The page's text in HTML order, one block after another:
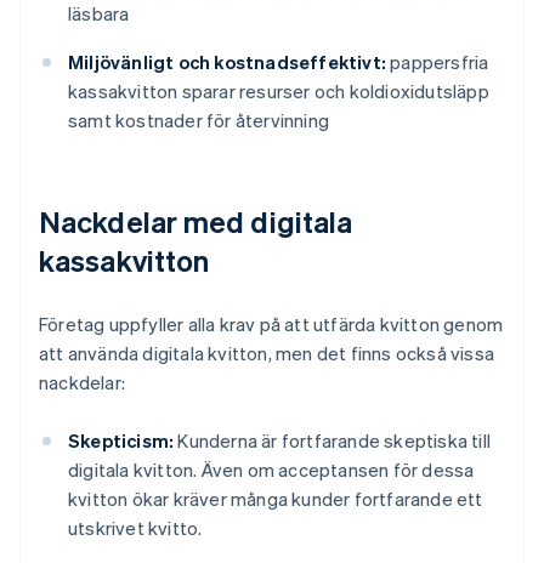
läsbara
Miljövänligt och kostnadseffektivt: pappersfria
kassakvitton sparar resurser och koldioxidutsläpp
samt kostnader för återvinning
Nackdelar med digitala
kassakvitton
Företag uppfyller alla krav på att utfärda kvitton genom
att använda digitala kvitton, men det finns också vissa
nackdelar:
Skepticism: Kunderna är fortfarande skeptiska till
digitala kvitton. Även om acceptansen för dessa
kvitton ökar kräver många kunder fortfarande ett
utskrivet kvitto.